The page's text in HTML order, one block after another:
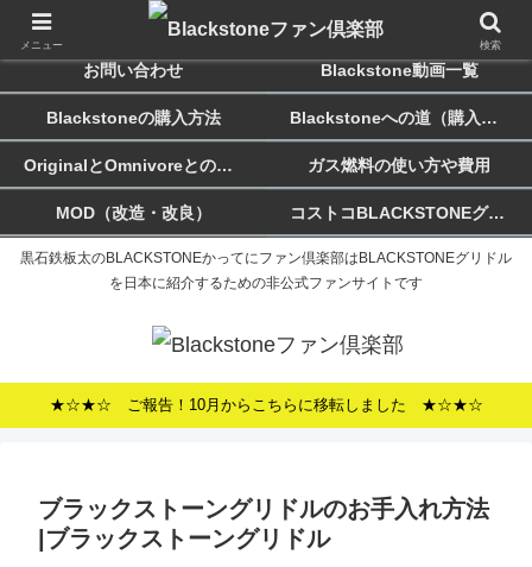
黒石鉄板太のBLACKSTONEかってにファン倶楽部はBLACKSTONEグリドル
を日本に紹介するための非公式ファンサイトです
ホーム Blackstoneのススメ
お問い合わせ Blackstone動画一覧
Blackstoneの購入方法 Blackstoneへの道（購入記）
OriginalとOmnivoreとの違い ガス燃料の使い方や費用
MOD（改造・改良） コストコBLACKSTONEグリドルについて
★☆★☆ ご報告！10月からこちらに移転しました ★☆★☆
ブラックストーングリドルのお手入れ方法
|ブラックストーングリドル
メニュー 検索